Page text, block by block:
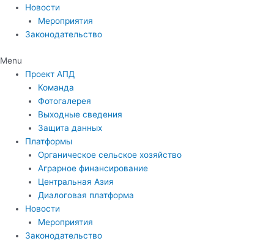
Новости
Мероприятия
Законодательство
Menu
Проект АПД
Команда
Фотогалерея
Выходные сведения
Защита данных
Платформы
Органическое сельское хозяйство
Аграрное финансирование
Центральная Азия
Диалоговая платформа
Новости
Мероприятия
Законодательство